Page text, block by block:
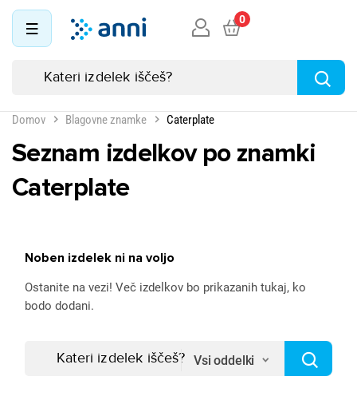
0
Domov Blagovne znamke Caterplate
Seznam izdelkov po znamki
Caterplate
Noben izdelek ni na voljo
Ostanite na vezi! Več izdelkov bo prikazanih tukaj, ko
bodo dodani.
Vsi oddelki